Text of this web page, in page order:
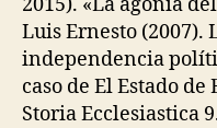
Luis Ernesto (2007).
independencia
caso de El Estado de
Storia Ecclesiastica